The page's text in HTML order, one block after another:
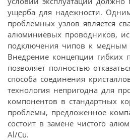
ущерба для надежности.
проблемных узлов является
алюминиевых проводников,
подключения чипов к
Внедрение концепции гибких
позволяет полностью
способа соединения
технология непригодна для
компонентов в стандартных
проблемы, предложенное
состоит в замене чистого
Al/Cu.